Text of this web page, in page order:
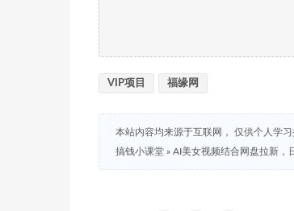
VIP项目 福缘网
本站内容均来源于互联网， 仅供个人学
搞钱小课堂 » AI美女视频结合网盘拉新，